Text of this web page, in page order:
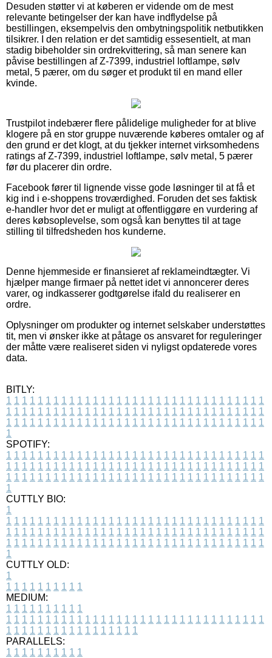
Desuden støtter vi at køberen er vidende om de mest
relevante betingelser der kan have indflydelse på
bestillingen, eksempelvis den ombytningspolitik netbutikken
tilsikrer. I den relation er det samtidig essesentielt, at man
stadig bibeholder sin ordrekvittering, så man senere kan
påvise bestillingen af Z-7399, industriel loftlampe, sølv
metal, 5 pærer, om du søger et produkt til en mand eller
kvinde.
Trustpilot indebærer flere pålidelige muligheder for at blive
klogere på en stor gruppe nuværende køberes omtaler og af
den grund er det klogt, at du tjekker internet virksomhedens
ratings af Z-7399, industriel loftlampe, sølv metal, 5 pærer
før du placerer din ordre.
Facebook fører til lignende visse gode løsninger til at få et
kig ind i e-shoppens troværdighed. Foruden det ses faktisk
e-handler hvor det er muligt at offentliggøre en vurdering af
deres købsoplevelse, som også kan benyttes til at tage
stilling til tilfredsheden hos kunderne.
Denne hjemmeside er finansieret af reklameindtægter. Vi
hjælper mange firmaer på nettet idet vi annoncerer deres
varer, og indkasserer godtgørelse ifald du realiserer en
ordre.
Oplysninger om produkter og internet selskaber understøttes
tit, men vi ønsker ikke at påtage os ansvaret for reguleringer
der måtte være realiseret siden vi nyligst opdaterede vores
data.
BITLY:
1 1 1 1 1 1 1 1 1 1 1 1 1 1 1 1 1 1 1 1 1 1 1 1 1 1 1 1 1 1 1 1 1
1 1 1 1 1 1 1 1 1 1 1 1 1 1 1 1 1 1 1 1 1 1 1 1 1 1 1 1 1 1 1 1 1
1 1 1 1 1 1 1 1 1 1 1 1 1 1 1 1 1 1 1 1 1 1 1 1 1 1 1 1 1 1 1 1 1
1
SPOTIFY:
1 1 1 1 1 1 1 1 1 1 1 1 1 1 1 1 1 1 1 1 1 1 1 1 1 1 1 1 1 1 1 1 1
1 1 1 1 1 1 1 1 1 1 1 1 1 1 1 1 1 1 1 1 1 1 1 1 1 1 1 1 1 1 1 1 1
1 1 1 1 1 1 1 1 1 1 1 1 1 1 1 1 1 1 1 1 1 1 1 1 1 1 1 1 1 1 1 1 1
1
CUTTLY BIO:
1
1 1 1 1 1 1 1 1 1 1 1 1 1 1 1 1 1 1 1 1 1 1 1 1 1 1 1 1 1 1 1 1 1
1 1 1 1 1 1 1 1 1 1 1 1 1 1 1 1 1 1 1 1 1 1 1 1 1 1 1 1 1 1 1 1 1
1 1 1 1 1 1 1 1 1 1 1 1 1 1 1 1 1 1 1 1 1 1 1 1 1 1 1 1 1 1 1 1 1
1
CUTTLY OLD:
1
1 1 1 1 1 1 1 1 1 1
MEDIUM:
1 1 1 1 1 1 1 1 1 1
1 1 1 1 1 1 1 1 1 1 1 1 1 1 1 1 1 1 1 1 1 1 1 1 1 1 1 1 1 1 1 1 1
1 1 1 1 1 1 1 1 1 1 1 1 1 1 1 1 1
PARALLELS:
1 1 1 1 1 1 1 1 1 1